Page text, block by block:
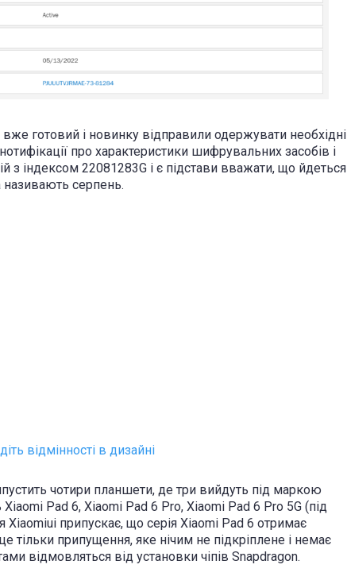
готовий і новинку відправили одержувати необхідні
про характеристики шифрувальних засобів і
з індексом 22081283G і є підстави вважати, що йдеться
серпень.
відмінності в дизайні
чотири планшети, де три вийдуть під маркою
Pad 6, Xiaomi Pad 6 Pro, Xiaomi Pad 6 Pro 5G (під
припускає, що серія Xiaomi Pad 6 отримає
тільки припущення, яке нічим не підкріплене і немає
відмовляться від установки чіпів Snapdragon.